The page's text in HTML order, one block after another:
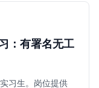
：有署名无工
习生。岗位提供